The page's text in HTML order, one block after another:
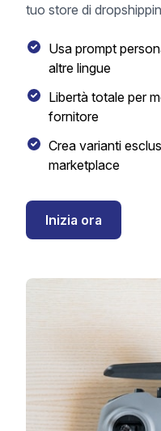
tuo store di
Usa prompt
altre lingue
Libertà totale per
fornitore
Crea varianti
marketplace
Inizia ora